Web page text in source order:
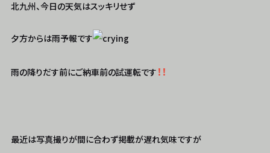
北九州、今日の天気はスッキリせず
夕方からは雨予報です
雨の降りだす前にご納車前の試運転です ！！
最近は写真撮りが間に合わず掲載が遅れ気味ですが